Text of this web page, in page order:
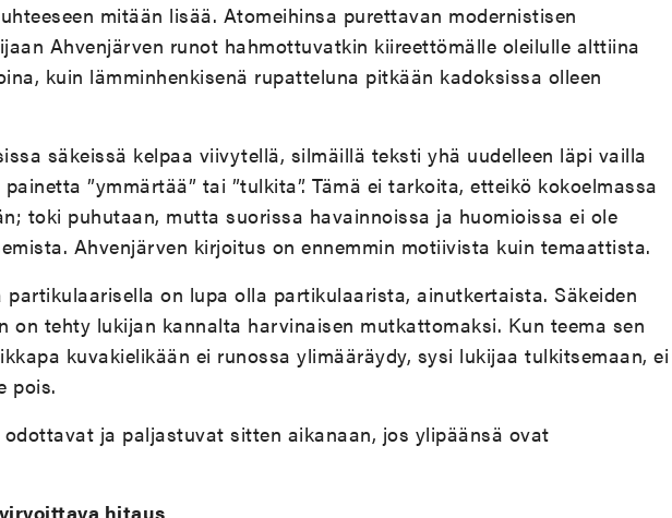
mitään lisää. Atomeihinsa purettavan modernistisen
Ahvenjärven runot hahmottuvatkin kiireettömälle oleilulle alttiina
kuin lämminhenkisenä rupatteluna pitkään kadoksissa olleen
säkeissä kelpaa viivytellä, silmäillä teksti yhä uudelleen läpi vailla
”ymmärtää” tai ”tulkita”. Tämä ei tarkoita, etteikö kokoelmassa
toki puhutaan, mutta suorissa havainnoissa ja huomioissa ei ole
Ahvenjärven kirjoitus on ennemmin motiivista kuin temaattista.
partikulaarisella on lupa olla partikulaarista, ainutkertaista. Säkeiden
on tehty lukijan kannalta harvinaisen mutkattomaksi. Kun teema sen
kuvakielikään ei runossa ylimääräydy, sysi lukijaa tulkitsemaan, ei
pois.
ja paljastuvat sitten aikanaan, jos ylipäänsä ovat
hitaus